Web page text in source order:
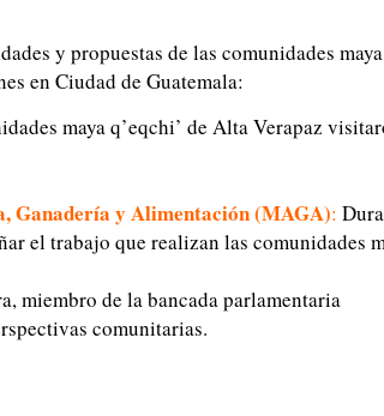
y propuestas de las comunidades maya
en Ciudad de Guatemala:
maya q’eqchi’ de Alta Verapaz
Ganadería y Alimentación (MAGA):
el trabajo que realizan las comunidades
miembro de la bancada parlamentaria
comunitarias.